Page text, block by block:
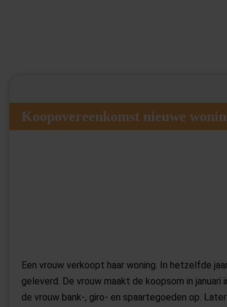
Koopovereenkomst nieuwe
Een vrouw verkoopt haar woning. In hetzelfde
geleverd. De vrouw maakt de koopsom in
de vrouw bank-, giro- en spaartegoeden op.